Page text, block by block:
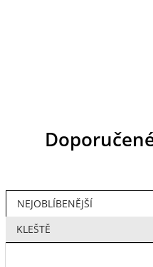
NEJOBLÍBENĚJŠÍ
KLEŠTĚ